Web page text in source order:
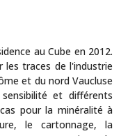
au Cube en 2012.
traces de l'industrie
et du nord Vaucluse
et différents
pour la minéralité à
le cartonnage, la